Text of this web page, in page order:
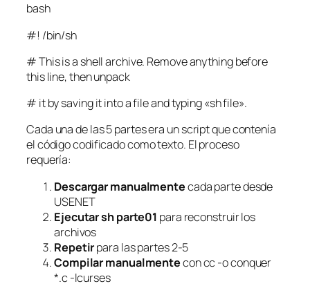
bash
#! /bin/sh
# This is a shell archive. Remove anything before
this line, then unpack
# it by saving it into a file and typing «sh file».
Cada una de las 5 partes era un script que contenía
el código codificado como texto. El proceso
requería:
Descargar manualmentecada parte desde
USENET
Ejecutarsh parte01 para reconstruir los
archivos
Repetirpara las partes 2-5
Compilar manualmentecon cc -o conquer
*.c -lcurses